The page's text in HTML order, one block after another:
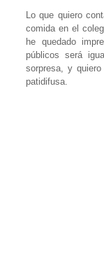
Lo que quiero
comida en el
he quedado
públicos será
sorpresa, y
patidifusa.